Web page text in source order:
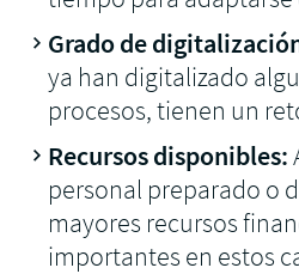
Grado de
ya han digitalizado
procesos, tienen un
Recursos disponibles:
personal preparado o
mayores recursos
importantes en estos